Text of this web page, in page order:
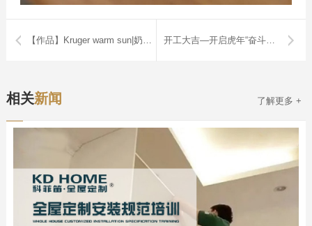
【作品】Kruger warm sun|奶茶撞上咖啡，时尚轻奢有气质！温暖了整个秋天 开工大吉—开启虎年“奋斗模式”
相关新闻 了解更多 +